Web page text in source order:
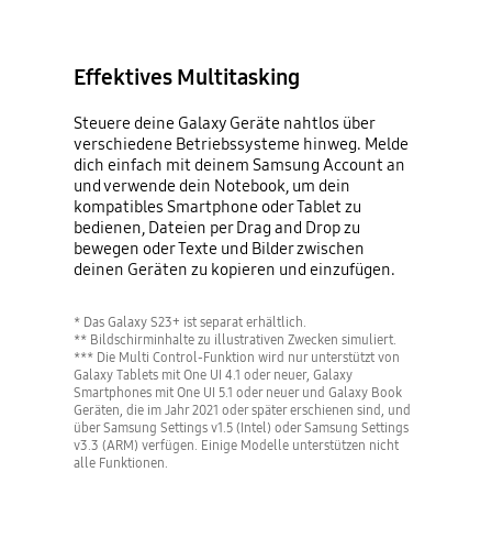
Effektives Multitasking
Steuere deine Galaxy Geräte nahtlos über
verschiedene Betriebssysteme hinweg. Melde
dich einfach mit deinem Samsung Account an
und verwende dein Notebook, um dein
kompatibles Smartphone oder Tablet zu
bedienen, Dateien per Drag and Drop zu
bewegen oder Texte und Bilder zwischen
deinen Geräten zu kopieren und einzufügen.
* Das Galaxy S23+ ist separat erhältlich.
** Bildschirminhalte zu illustrativen Zwecken simuliert.
*** Die Multi Control-Funktion wird nur unterstützt von
Galaxy Tablets mit One UI 4.1 oder neuer, Galaxy
Smartphones mit One UI 5.1 oder neuer und Galaxy Book
Geräten, die im Jahr 2021 oder später erschienen sind, und
über Samsung Settings v1.5 (Intel) oder Samsung Settings
v3.3 (ARM) verfügen. Einige Modelle unterstützen nicht
alle Funktionen.